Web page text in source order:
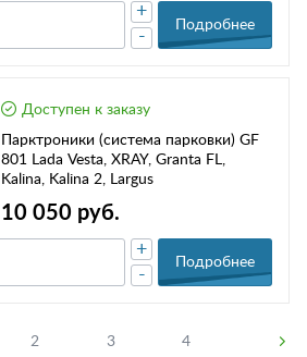
-
+
Подробнее
Доступен к заказу
Парктроники (система парковки) GF
801 Lada Vesta, XRAY, Granta FL,
Kalina, Kalina 2, Largus
10 050 руб.
-
+
Подробнее
2 3 4